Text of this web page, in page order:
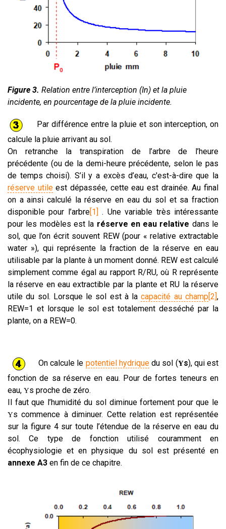
Figure 3. Relation entre l’interception (In) et la pluie
incidente, en pourcentage de la pluie incidente.
Par différence entre la pluie et son interception, on
calcule la pluie arrivant au sol.
On retranche la transpiration de l’arbre de l’heure
précédente (ou de la demi-heure précédente, selon le pas
de temps choisi). S’il y a excès d’eau, c'est-à-dire que la
réserve utileest dépassée, cette eau est drainée. Au final
on a ainsi calculé la réserve en eau du sol et sa fraction
disponible pour l’arbre[1]
. Une variable très intéressante
pour les modèles est la réserve en eau relative dans le
sol, que l’on écrit souvent REW (pour « relative extractable
water »), qui représente la fraction de la réserve en eau
utilisable par la plante à un moment donné. REW est calculé
simplement comme égal au rapport R/RU, où R représente
la réserve en eau extractible par la plante et RU la réserve
utile du sol. Lorsque le sol est à lacapacité au champ [2],
REW=1 et lorsque le sol est totalement desséché par la
plante, on a REW=0.
On calcule le potentiel hydriquedu sol (Ys), qui est
fonction de sa réserve en eau. Pour de fortes teneurs en
eau, Ys proche de zéro.
Il faut que l’humidité du sol diminue fortement pour que le
Ys commence à diminuer. Cette relation est représentée
sur la figure 4 sur toute l’étendue de la réserve en eau du
sol. Ce type de fonction utilisé couramment en
écophysiologie et en physique du sol est présenté en
annexe A3 en fin de ce chapitre.